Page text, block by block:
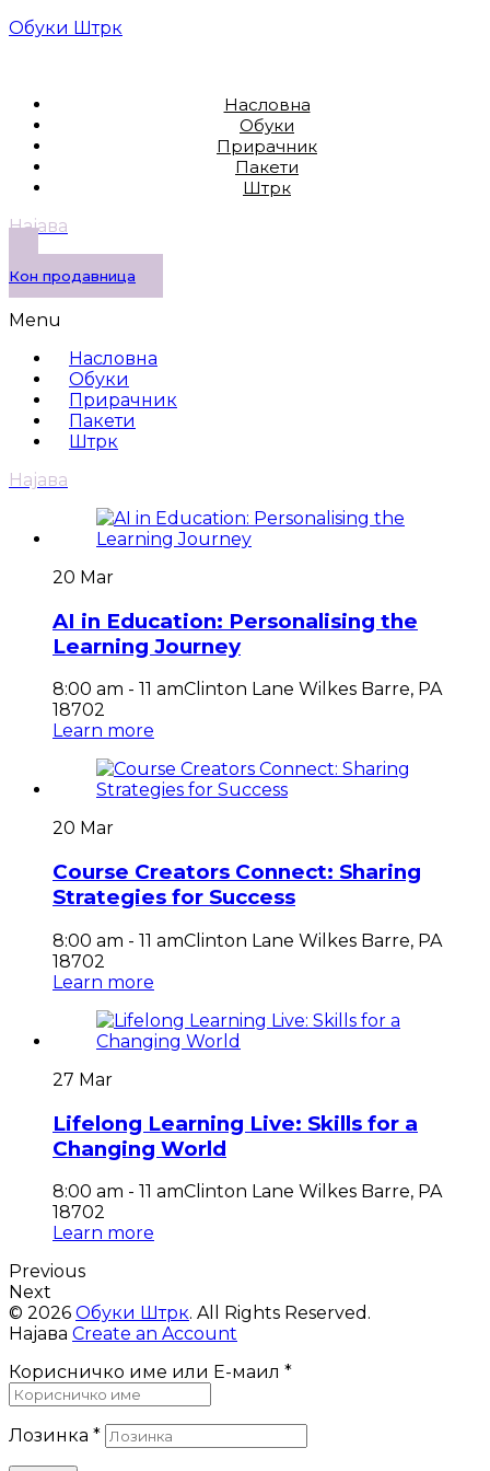
Обуки Штрк
Насловна
Обуки
Прирачник
Пакети
Штрк
Најава
Кон продавница
Menu
Насловна
Обуки
Прирачник
Пакети
Штрк
Најава
20 Mar
AI in Education: Personalising the
Learning Journey
8:00 am - 11 amClinton Lane Wilkes Barre, PA
18702
Learn more
20 Mar
Course Creators Connect: Sharing
Strategies for Success
8:00 am - 11 amClinton Lane Wilkes Barre, PA
18702
Learn more
27 Mar
Lifelong Learning Live: Skills for a
Changing World
8:00 am - 11 amClinton Lane Wilkes Barre, PA
18702
Learn more
Previous
Next
© 2026 Обуки Штрк. All Rights Reserved.
Најава Create an Account
Корисничко име или Е-маил *
Лозинка *